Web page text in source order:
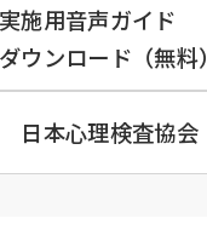
実施用音声ガイド
ダウンロード（無料）
日本心理検査協会